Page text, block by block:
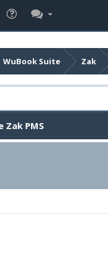
WuBook Suite Zak
Zak PMS